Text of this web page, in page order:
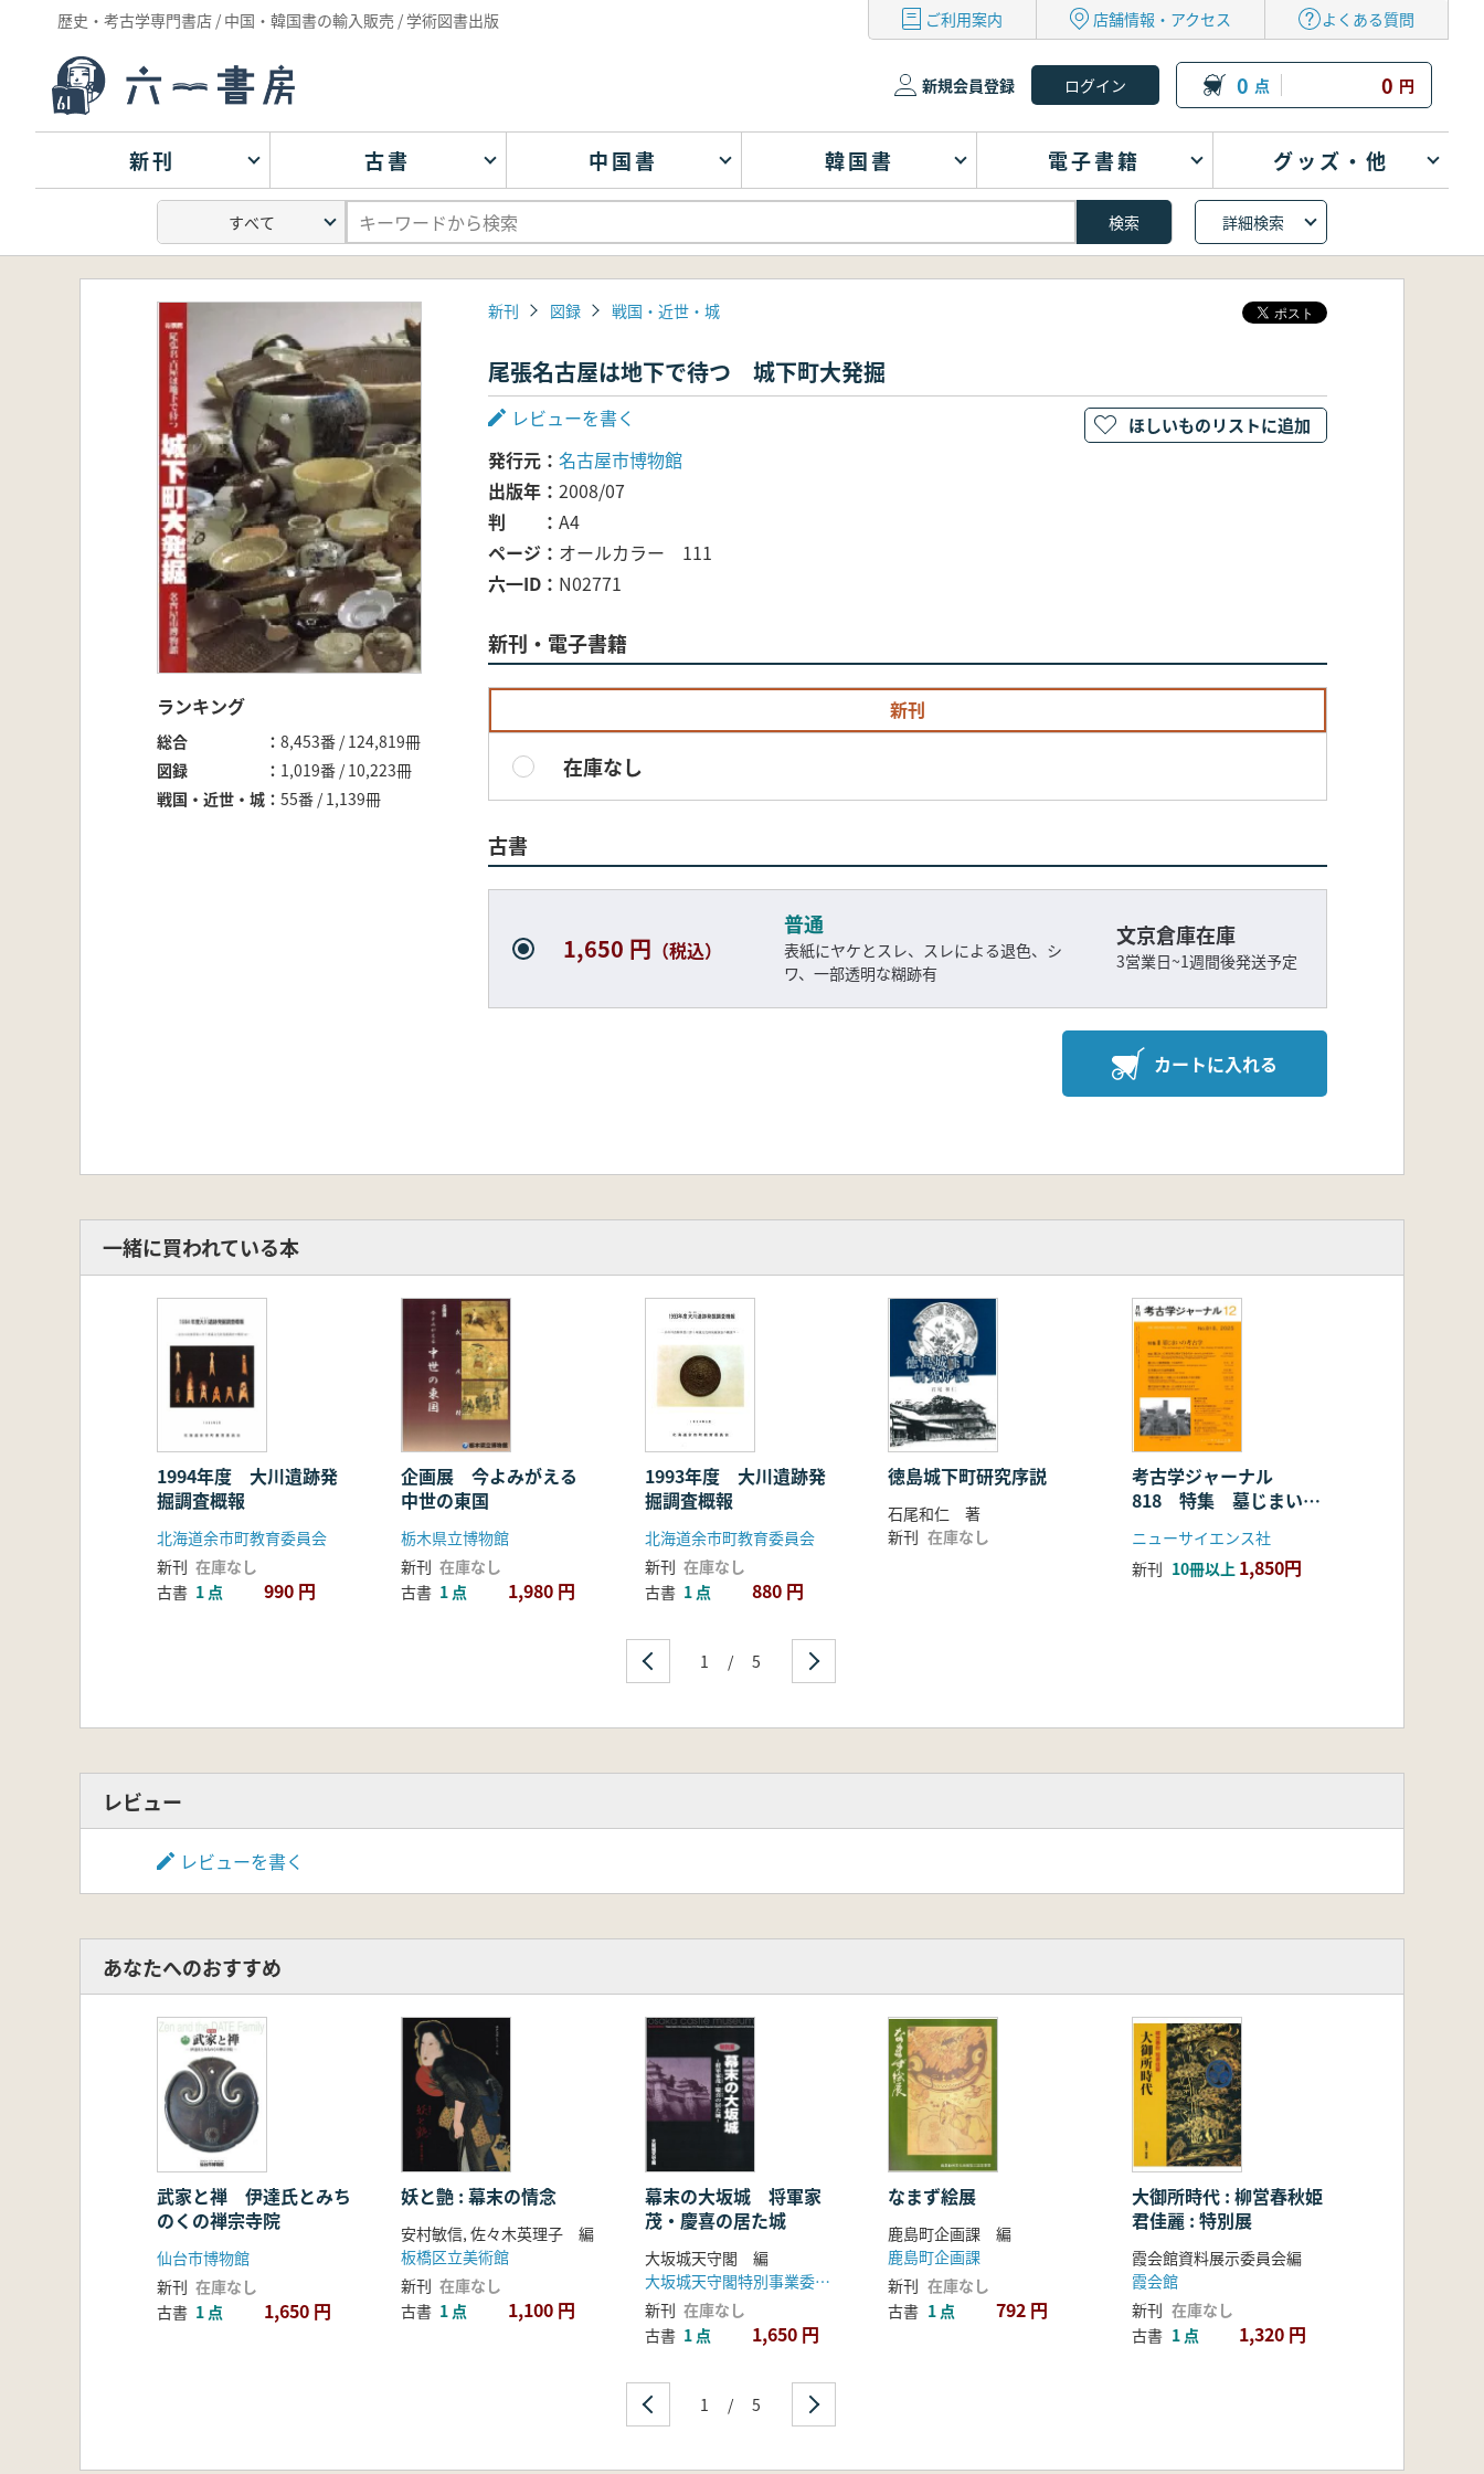
歴史・考古学専門書店 / 中国・韓国書の輸入販売 / 学術図書出版 ご利用案内 店舗情報・アクセス よくある質問
新規会員登録 0 点 0 円
新刊 古書 中国書 韓国書 電子書籍 グッズ・他
詳細検索
ランキング
総合
8,453番 / 124,819冊
図録
1,019番 / 10,223冊
戦国・近世・城
55番 / 1,139冊
新刊 図録 戦国・近世・城
尾張名古屋は地下で待つ 城下町大発掘
レビューを書く
発行元
名古屋市博物館
出版年
2008/07
判
A4
ページ
オールカラー 111
六一ID
N02771
新刊・電子書籍
新刊
在庫なし
古書
1,650 円 （税込）
普通
表紙にヤケとスレ、スレによる退色、シ
ワ、一部透明な糊跡有
文京倉庫在庫
3営業日~1週間後発送予定
カートに入れる
ほしいものリストに追加
一緒に買われている本
1994年度 大川遺跡発
掘調査概報
北海道余市町教育委員会
新刊 在庫なし
古書 1 点 990 円
企画展 今よみがえる
中世の東国
栃木県立博物館
新刊 在庫なし
古書 1 点 1,980 円
1993年度 大川遺跡発
掘調査概報
北海道余市町教育委員会
新刊 在庫なし
古書 1 点 880 円
徳島城下町研究序説
石尾和仁 著
新刊 在庫なし
考古学ジャーナル
818 特集 墓じまいの
ニューサイエンス社
新刊 10冊以上 1,850円
1 / 5
レビュー
レビューを書く
あなたへのおすすめ
武家と禅 伊達氏とみち
のくの禅宗寺院
仙台市博物館
新刊 在庫なし
古書 1 点 1,650 円
妖と艶 : 幕末の情念
安村敏信, 佐々木英理子 編
板橋区立美術館
新刊 在庫なし
古書 1 点 1,100 円
幕末の大坂城 将軍家
茂・慶喜の居た城
大坂城天守閣 編
大坂城天守閣特別事業委員会
新刊 在庫なし
古書 1 点 1,650 円
なまず絵展
鹿島町企画課 編
鹿島町企画課
新刊 在庫なし
古書 1 点 792 円
大御所時代 : 柳営春秋姫
君佳麗 : 特別展
霞会館資料展示委員会編
霞会館
新刊 在庫なし
古書 1 点 1,320 円
1 / 5